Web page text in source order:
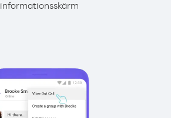
informationsskärm